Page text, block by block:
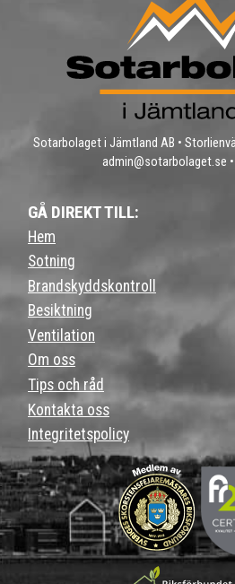
GÅ DIREKT TILL:
Hem
Sotning
Brandskyddskontroll
Besiktning
Ventilation
Om oss
Tips och råd
Kontakta oss
Integritetspolicy
Sotarbolaget i Jämtland AB •
admin@sotarbolaget.se •